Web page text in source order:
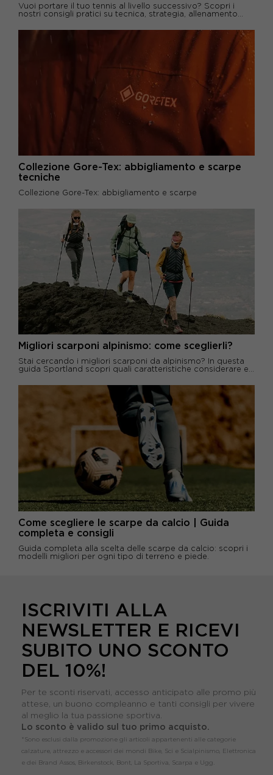
Vuoi portare il tuo tennis al livello successivo? Scopri i
nostri consigli pratici su tecnica, strategia, allenamento...
Collezione Gore-Tex: abbigliamento e scarpe
tecniche
Collezione Gore-Tex: abbigliamento e scarpe
Migliori scarponi alpinismo: come sceglierli?
Stai cercando i migliori scarponi da alpinismo? In questa
guida Sportland scopri quali caratteristiche considerare e...
Come scegliere le scarpe da calcio | Guida
completa e consigli
Guida completa alla scelta delle scarpe da calcio: scopri i
modelli migliori per ogni tipo di terreno e piede.
ISCRIVITI ALLA
NEWSLETTER E RICEVI
SUBITO UNO SCONTO
DEL 10%!
Per te sconti riservati, accesso anticipato alle promo più
attese, un buono compleanno e tanti consigli per vivere
al meglio la tua passione sportiva.
Lo sconto è valido sul tuo primo acquisto.
*Sono esclusi dalla promozione gli articoli appartenenti alle categorie
calzature, attrezzo e accessori dei mondi Bike, Sci e Scialpinismo, Elettronica
e dei Brand Assos, Birkenstock, Bont, La Sportiva, Scarpa e Ugg.